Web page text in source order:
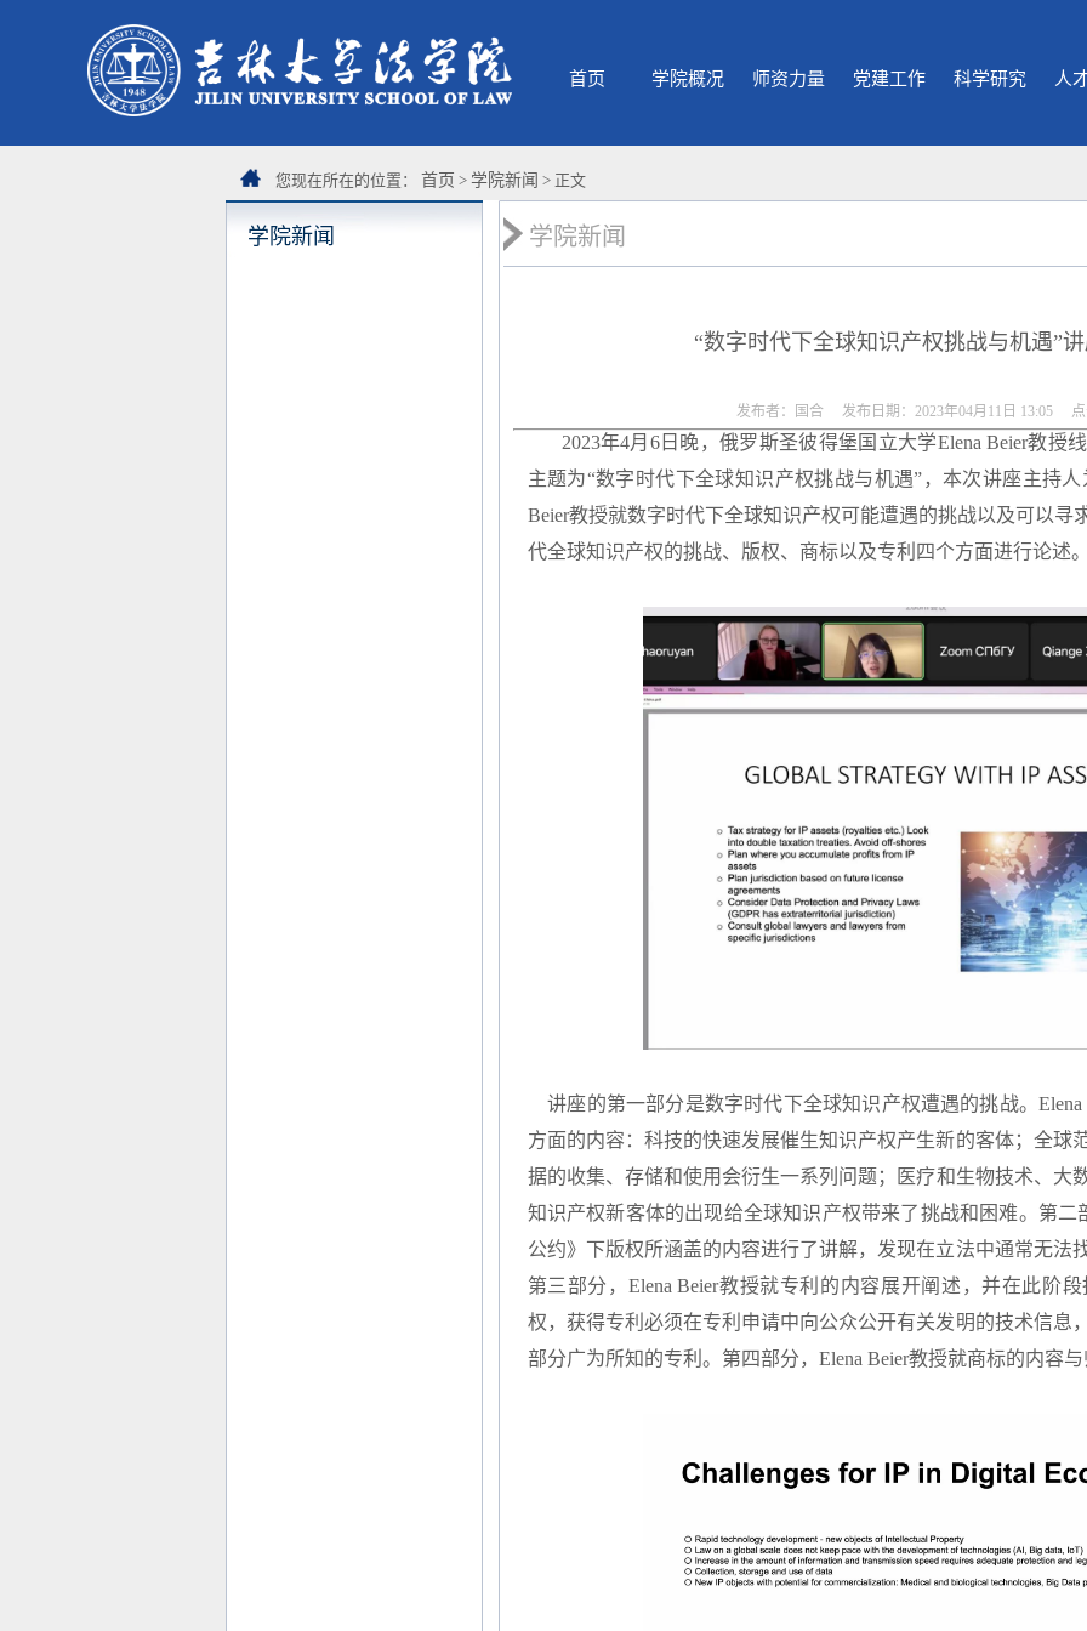
首页 学院概况 师资力量 党建工作 科学研究 人
您现在所在的位置： 首页 > 学院新闻 > 正文
学院新闻 学院新闻
“数字时代下全球知识产权挑战与机遇”
发布者：国合 发布日期：2023年04月11日 13:05 点
2023年4月6日晚，俄罗斯圣彼得堡国立大学Elena Beier教授
主题为“数字时代下全球知识产权挑战与机遇”，本次讲座主持
Beier教授就数字时代下全球知识产权可能遭遇的挑战以及可以寻
代全球知识产权的挑战、版权、商标以及专利四个方面进行论述
讲座的第一部分是数字时代下全球知识产权遭遇的挑战。
方面的内容：科技的快速发展催生知识产权产生新的客体；全球
据的收集、存储和使用会衍生一系列问题；医疗和生物技术、大
知识产权新客体的出现给全球知识产权带来了挑战和困难。第二
公约》下版权所涵盖的内容进行了讲解，发现在立法中通常无法
第三部分，Elena Beier教授就专利的内容展开阐述，并在此阶
权，获得专利必须在专利申请中向公众公开有关发明的技术信息
部分广为所知的专利。第四部分，Elena Beier教授就商标的内容